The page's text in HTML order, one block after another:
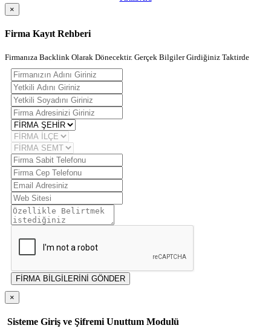
×
Firma Kayıt Rehberi
Firmanıza Backlink Olarak Dönecektir. Gerçek Bilgiler Girdiğiniz Taktirde
FİRMA BİLGİLERİNİ GÖNDER
×
Sisteme Giriş ve Şifremi Unuttum Modulü